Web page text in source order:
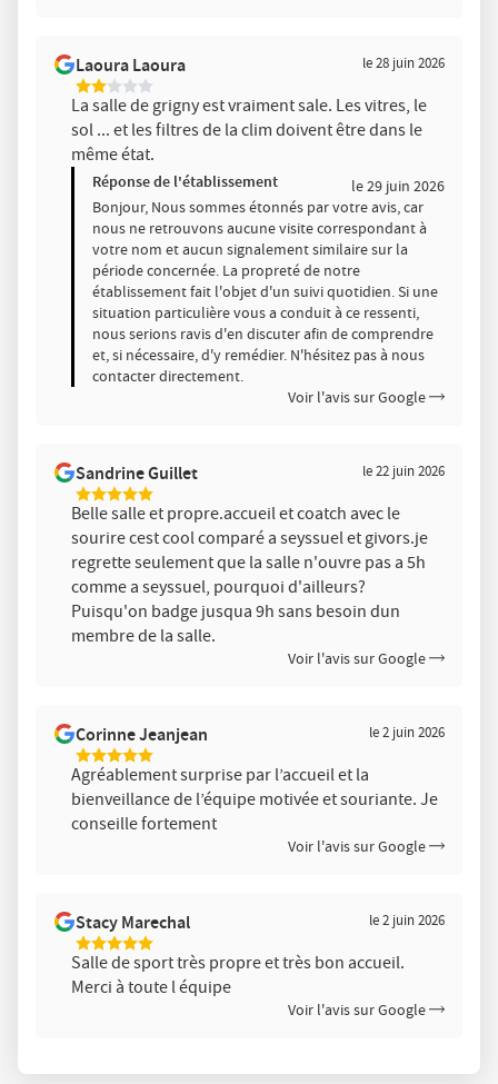
Laoura Laoura
2
Étoiles
Sur
5
le 28 juin 2026
La salle de grigny est vraiment sale. Les vitres, le
sol ... et les filtres de la clim doivent être dans le
même état.
Réponse de l'établissement
le 29 juin 2026
Bonjour, Nous sommes étonnés par votre avis, car
nous ne retrouvons aucune visite correspondant à
votre nom et aucun signalement similaire sur la
période concernée. La propreté de notre
établissement fait l'objet d'un suivi quotidien. Si une
situation particulière vous a conduit à ce ressenti,
nous serions ravis d'en discuter afin de comprendre
et, si nécessaire, d'y remédier. N'hésitez pas à nous
contacter directement.
Voir l'avis sur Google
Sandrine Guillet
5
Étoiles
Sur
5
le 22 juin 2026
Belle salle et propre.accueil et coatch avec le
sourire cest cool comparé a seyssuel et givors.je
regrette seulement que la salle n'ouvre pas a 5h
comme a seyssuel, pourquoi d'ailleurs?
Puisqu'on badge jusqua 9h sans besoin dun
membre de la salle.
Voir l'avis sur Google
Corinne Jeanjean
5
Étoiles
Sur
5
le 2 juin 2026
Agréablement surprise par l’accueil et la
bienveillance de l’équipe motivée et souriante. Je
conseille fortement
Voir l'avis sur Google
Stacy Marechal
5
Étoiles
Sur
le 2 juin 2026
Salle de sport très propre et très bon accueil.
Merci à toute l équipe
Voir l'avis sur Google